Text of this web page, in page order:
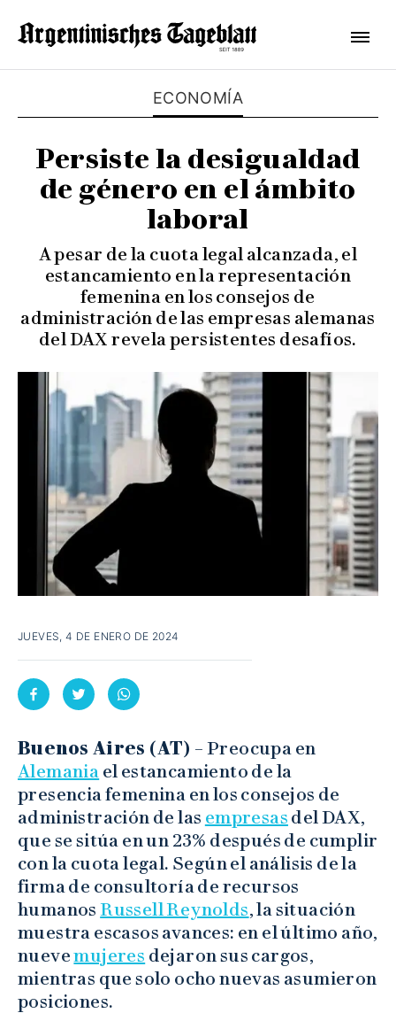
ECONOMÍA
Persiste la desigualdad
de género en el ámbito
laboral
A pesar de la cuota legal alcanzada, el
estancamiento en la representación
femenina en los consejos de
administración de las empresas alemanas
del DAX revela persistentes desafíos.
JUEVES, 4 DE ENERO DE 2024
Buenos Aires (AT) – Preocupa en
Alemania el estancamiento de la
presencia femenina en los consejos de
administración de las empresas del DAX,
que se sitúa en un 23% después de cumplir
con la cuota legal. Según el análisis de la
firma de consultoría de recursos
humanosRussell Reynolds, la situación
muestra escasos avances: en el último año,
nuevemujeres dejaron sus cargos,
mientras que solo ocho nuevas asumieron
posiciones.